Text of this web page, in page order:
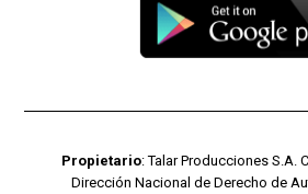
Propietario: Talar Producciones S.A.
Dirección Nacional de Derecho de